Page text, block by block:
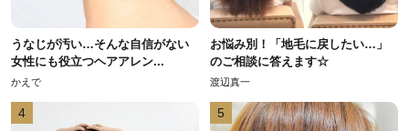
うなじが汚い…そんな自信がない
女性にも役立つヘアアレン...
かえで
お悩み別！「地毛に戻したい…」
のご相談に答えます☆
渡辺真一
4 5